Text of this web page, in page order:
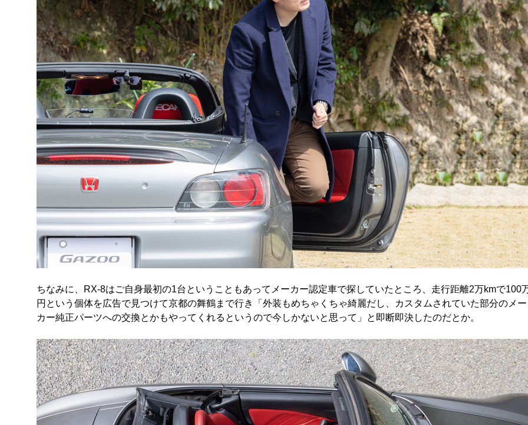
ちなみに、RX-8はご自身最初の1台ということもあってメーカー認定車で探していたところ、走行距離2万kmで100
円という個体を広告で見つけて京都の舞鶴まで行き「外装もめちゃくちゃ綺麗だし、カスタムされていた部分のメー
カー純正パーツへの交換とかもやってくれるというので今しかないと思って」と即断即決したのだとか。